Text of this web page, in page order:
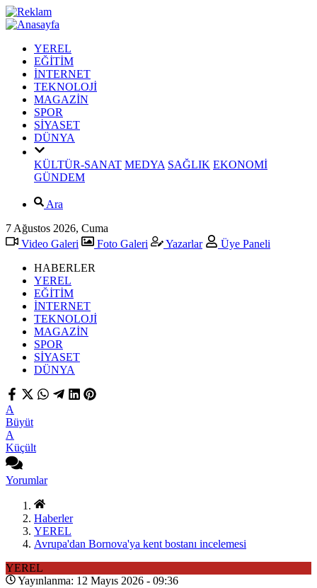
YEREL
EĞİTİM
İNTERNET
TEKNOLOJİ
MAGAZİN
SPOR
SİYASET
DÜNYA
KÜLTÜR-SANAT MEDYA SAĞLIK EKONOMİ
GÜNDEM
Ara
7 Ağustos 2026, Cuma
Video Galeri
Foto Galeri Yazarlar
Üye Paneli
HABERLER
YEREL
EĞİTİM
İNTERNET
TEKNOLOJİ
MAGAZİN
SPOR
SİYASET
DÜNYA
A
Büyüt
A
Küçült
Yorumlar
Haberler
YEREL
Avrupa'dan Bornova'ya kent bostanı incelemesi
YEREL
Yayınlanma: 12 Mayıs 2026 - 09:36